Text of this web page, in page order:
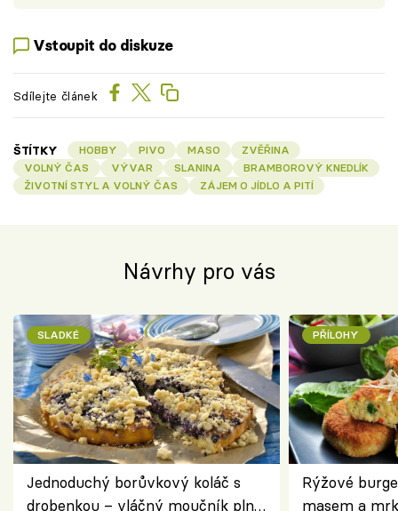
Vstoupit do diskuze
Sdílejte článek
ŠTÍTKY HOBBY PIVO MASO
ZVĚŘINA
VOLNÝ ČAS
VÝVAR SLANINA
BRAMBOROVÝ KNEDLÍK
ŽIVOTNÍ STYL A VOLNÝ ČAS
ZÁJEM O JÍDLO A PITÍ
Návrhy pro vás
SLADKÉ
Jednoduchý borůvkový koláč s
drobenkou – vláčný moučník plný
PŘÍLOHY
Rýžové
masem a